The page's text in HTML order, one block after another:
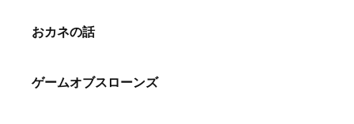
おカネの話
ゲームオブスローンズ